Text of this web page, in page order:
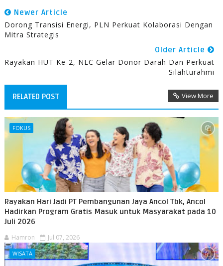
Newer Article
Dorong Transisi Energi, PLN Perkuat Kolaborasi Dengan
Mitra Strategis
Older Article
Rayakan HUT Ke-2, NLC Gelar Donor Darah Dan Perkuat
Silahturahmi
RELATED POST View More
FOKUS
Rayakan Hari Jadi PT Pembangunan Jaya Ancol Tbk, Ancol
Hadirkan Program Gratis Masuk untuk Masyarakat pada 10
Juli 2026
Hamron Jul 07, 2026
WISATA